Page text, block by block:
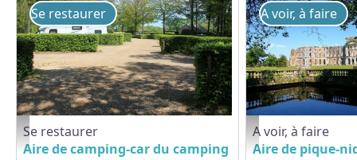
IMG_0002 - Les Abrias
Se restaurer
Se restaurer
Aire de camping-car du camping
Château - renaudin
A voir, à faire
A voir, à faire
Aire de pique-